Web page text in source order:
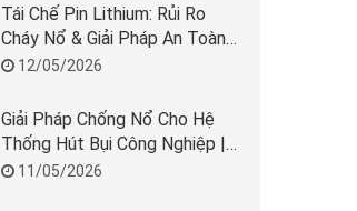
Tái Chế Pin Lithium: Rủi Ro
Cháy Nổ & Giải Pháp An Toàn
Nhà Máy
12/05/2026
Giải Pháp Chống Nổ Cho Hệ
Thống Hút Bụi Công Nghiệp |
REMBE & Beta Solution
11/05/2026